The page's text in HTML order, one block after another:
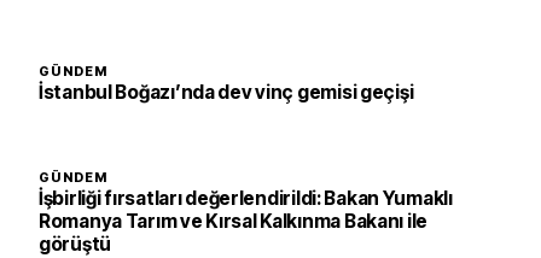
GÜNDEM
İstanbul Boğazı’nda dev vinç gemisi geçişi
GÜNDEM
İşbirliği fırsatları değerlendirildi: Bakan Yumaklı
Romanya Tarım ve Kırsal Kalkınma Bakanı ile
görüştü